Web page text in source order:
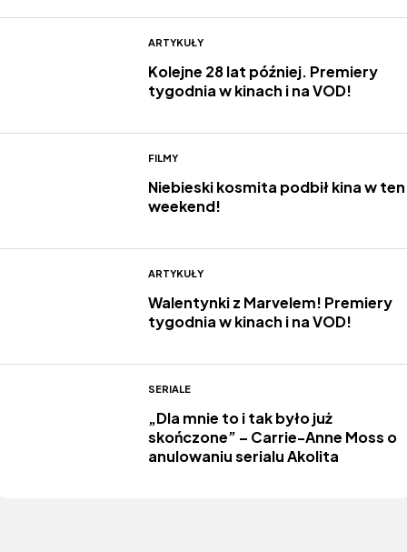
ARTYKUŁY
Kolejne 28 lat później. Premiery
tygodnia w kinach i na VOD!
FILMY
Niebieski kosmita podbił kina w ten
weekend!
ARTYKUŁY
Walentynki z Marvelem! Premiery
tygodnia w kinach i na VOD!
SERIALE
„Dla mnie to i tak było już
skończone” – Carrie-Anne Moss o
anulowaniu serialu Akolita